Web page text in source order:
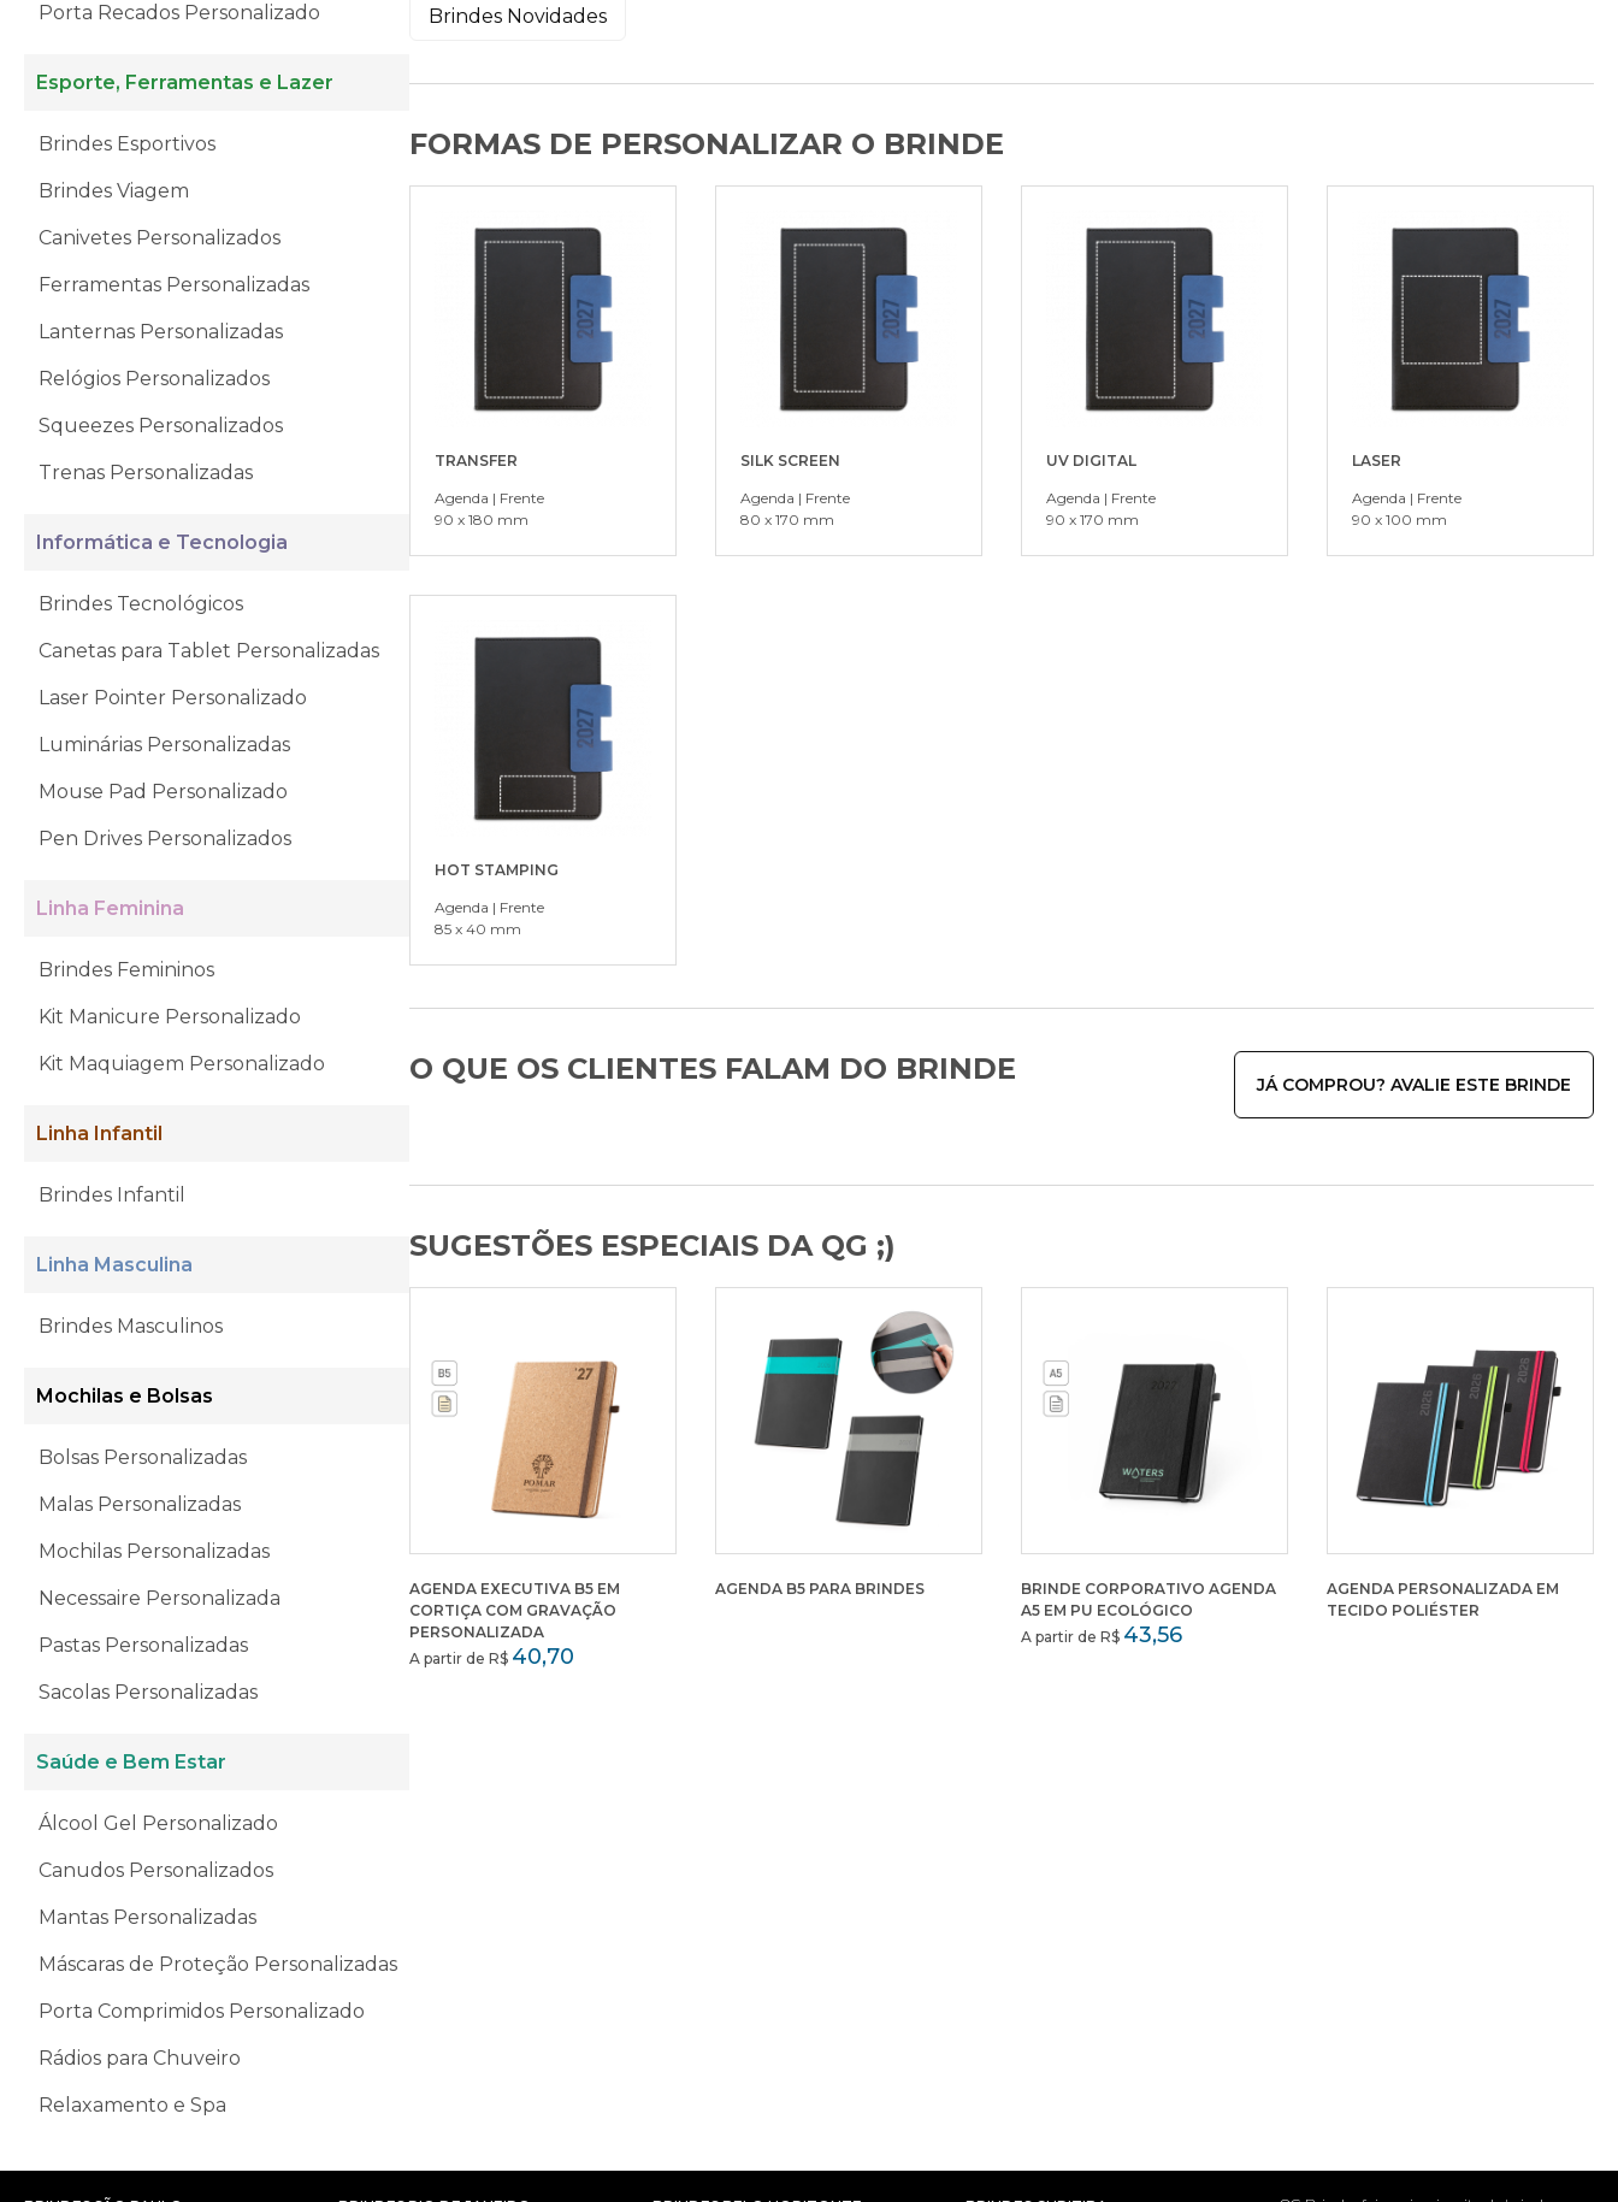
Porta Recados Personalizado
Esporte, Ferramentas e Lazer
Brindes Esportivos
Brindes Viagem
Canivetes Personalizados
Ferramentas Personalizadas
Lanternas Personalizadas
Relógios Personalizados
Squeezes Personalizados
Trenas Personalizadas
Informática e Tecnologia
Brindes Tecnológicos
Canetas para Tablet Personalizadas
Laser Pointer Personalizado
Luminárias Personalizadas
Mouse Pad Personalizado
Pen Drives Personalizados
Linha Feminina
Brindes Femininos
Kit Manicure Personalizado
Kit Maquiagem Personalizado
Linha Infantil
Brindes Infantil
Linha Masculina
Brindes Masculinos
Mochilas e Bolsas
Bolsas Personalizadas
Malas Personalizadas
Mochilas Personalizadas
Necessaire Personalizada
Pastas Personalizadas
Sacolas Personalizadas
Saúde e Bem Estar
Álcool Gel Personalizado
Canudos Personalizados
Mantas Personalizadas
Máscaras de Proteção Personalizadas
Porta Comprimidos Personalizado
Rádios para Chuveiro
Relaxamento e Spa
Brindes Novidades
FORMAS DE PERSONALIZAR O BRINDE
TRANSFER
Agenda | Frente
90 x 180 mm
SILK SCREEN
Agenda | Frente
80 x 170 mm
UV DIGITAL
Agenda | Frente
90 x 170 mm
LASER
Agenda | Frente
90 x 100 mm
HOT STAMPING
Agenda | Frente
85 x 40 mm
O QUE OS CLIENTES FALAM DO BRINDE JÁ COMPROU? AVALIE ESTE BRINDE
SUGESTÕES ESPECIAIS DA QG ;)
AGENDA EXECUTIVA B5 EM
CORTIÇA COM GRAVAÇÃO
PERSONALIZADA
A partir de R$ 40,70
AGENDA B5 PARA BRINDES
BRINDE CORPORATIVO AGENDA
A5 EM PU ECOLÓGICO
A partir de R$ 43,56
AGENDA PERSONALIZADA EM
TECIDO POLIÉSTER